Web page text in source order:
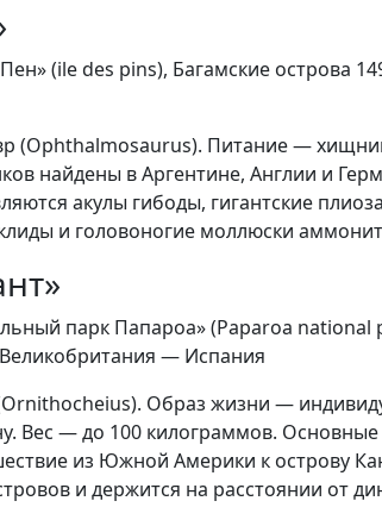
(ile des pins), Багамские
(Ophthalmosaurus). Питание —
найдены в Аргентине, Англии и
акулы гибоды, гигантские
и головоногие моллюски
парк Папароа» (Paparoa
— Испания
Образ жизни —
Вес — до 100 килограммов.
из Южной Америки к острову
и держится на расстоянии от